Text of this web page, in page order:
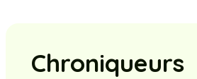
Chroniqueurs